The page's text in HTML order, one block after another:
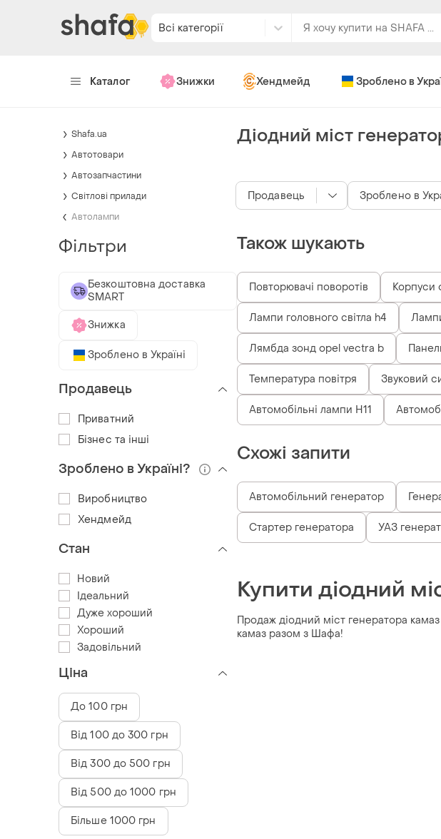
Всі категорії
Каталог Знижки Хендмейд Зроблено в
Діодний міст
Також шукають
Повторювачі поворотів Корпуси
Лампи головного світла h4
Лямбда зонд opel vectra b
Температура повітря Звуковий
Автомобільні лампи H11
Схожі запити
Автомобільний генератор
Стартер генератора УАЗ
Купити діодний
Продаж діодний міст генератора
камаз разом з Шафа!
Продавець Зроблено в
Shafa.ua
Автотовари
Автозапчастини
Світлові прилади
Автолампи
Фільтри
Безкоштовна доставка
SMART
Знижка
Зроблено в Україні
Продавець
Приватний
Бізнес та інші
Зроблено в Україні?
Виробництво
Хендмейд
Стан
Новий
Ідеальний
Дуже хороший
Хороший
Задовільний
Ціна
До 100 грн
Від 100 до 300 грн
Від 300 до 500 грн
Від 500 до 1000 грн
Більше 1000 грн